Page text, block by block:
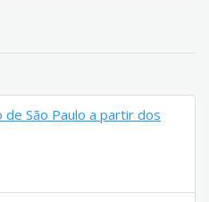
São Paulo a partir dos